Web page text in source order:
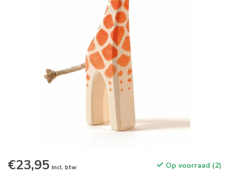
€23,95 Incl. btw Op voorraad (2)